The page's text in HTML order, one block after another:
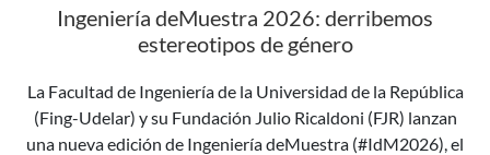
Ingeniería deMuestra 2026: derribemos
estereotipos de género
La Facultad de Ingeniería de la Universidad de la República
(Fing-Udelar) y su Fundación Julio Ricaldoni (FJR) lanzan
una nueva edición de Ingeniería deMuestra (#IdM2026), el